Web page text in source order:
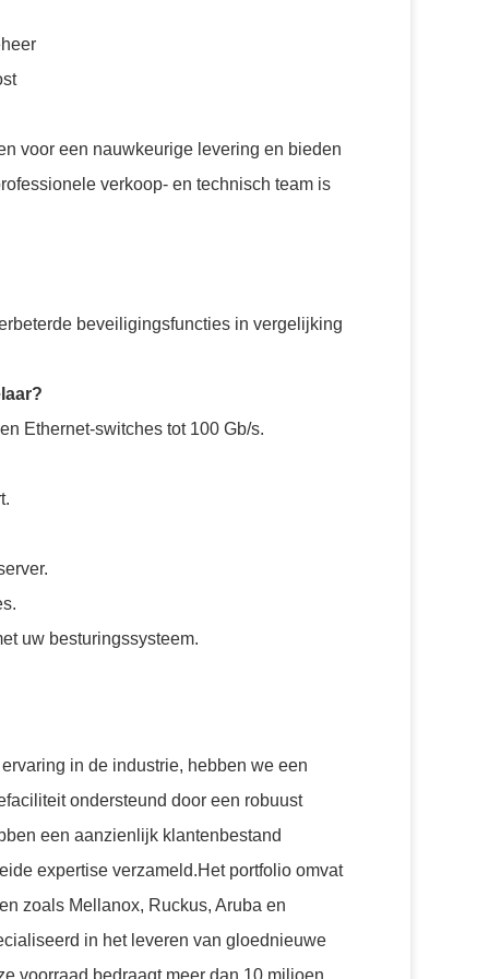
voor een nauwkeurige levering en bieden
verkoop- en technisch team is
beveiligingsfuncties in vergelijking
Ethernet-switches tot 100 Gb/s.
uw besturingssysteem.
in de industrie, hebben we een
ondersteund door een robuust
een aanzienlijk klantenbestand
expertise verzameld.Het portfolio omvat
zoals Mellanox, Ruckus, Aruba en
in het leveren van gloednieuwe
voorraad bedraagt meer dan 10 miljoen